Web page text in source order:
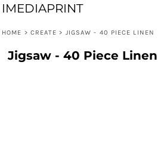
IMEDIAPRINT
HOME > CREATE > JIGSAW - 40 PIECE LINEN
Jigsaw - 40 Piece Linen